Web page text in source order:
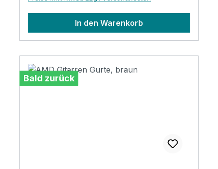
In den Warenkorb
Bald zurück